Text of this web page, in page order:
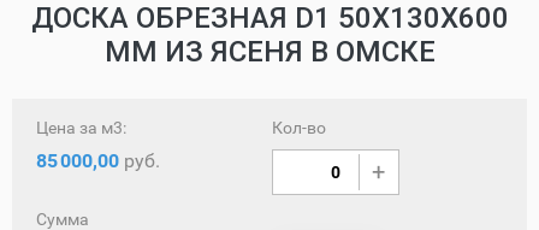
ДОСКА ОБРЕЗНАЯ D1 50Х130Х600
ММ ИЗ ЯСЕНЯ В ОМСКЕ
Цена за м3:
85000,00 руб.
Кол-во
Сумма